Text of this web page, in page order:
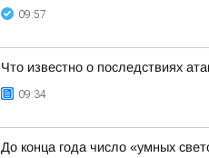
09:57
Что известно о последствиях
09:34
До конца года число «умных